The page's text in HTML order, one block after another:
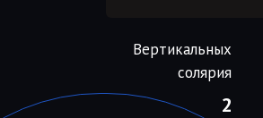
Вертикальных
солярия
2